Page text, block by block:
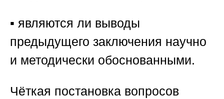
▪️ являются ли выводы
предыдущего заключения научно
и методически обоснованными.
Чёткая постановка вопросов